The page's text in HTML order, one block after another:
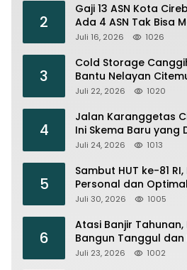
2
Gaji 13 ASN Kota
Ada 4 ASN Tak Bisa
Juli 16, 2026 1026
3
Cold Storage
Bantu Nelayan
Operasional
Juli 22, 2026 1020
4
Jalan Karanggetas
Ini Skema Baru yang
Juli 24, 2026 1013
5
Sambut HUT ke-81 RI,
Personal dan
Instalasi Transmisi
Juli 30, 2026 1005
6
Atasi Banjir Tahunan,
Bangun Tanggul
Kijing
Juli 23, 2026 1002